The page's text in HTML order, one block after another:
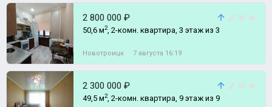
2 800 000 ₽
50,6 м2, 2-комн. квартира, 3 этаж из 3
Новотроицк 7 августа 16:19
2 300 000 ₽
49,5 м2, 2-комн. квартира, 9 этаж из 9